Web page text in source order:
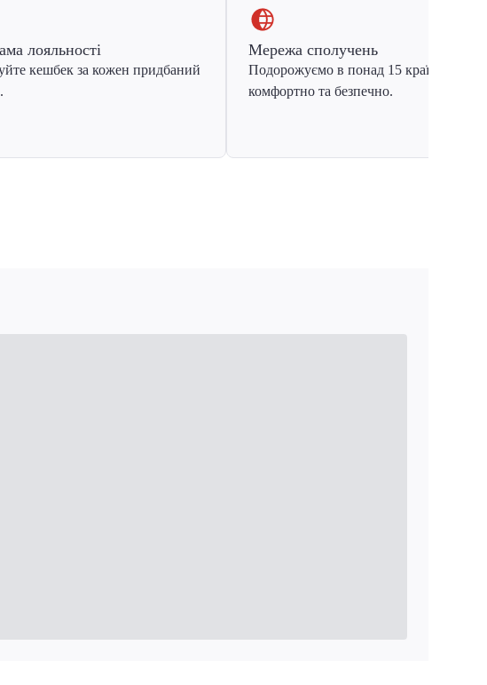
лояльності
кешбек за кожен придбаний
Мережа сполучень
Подорожуємо в понад 15 країн Європи
комфортно та безпечно.